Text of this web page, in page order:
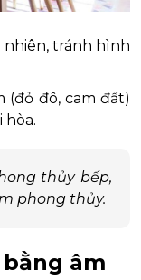
nhiên, tránh hình
(đỏ đô, cam đất)
thủy bếp,
phong thủy.
âm